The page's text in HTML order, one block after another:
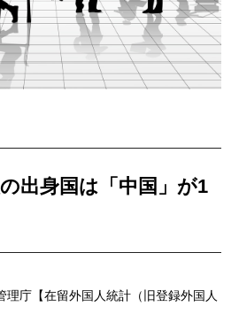
出身国は「中国」が1
理庁【在留外国人統計（旧登録外国人